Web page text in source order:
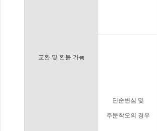
교환 및 환불 가능
단순변심 및
주문착오의 경우